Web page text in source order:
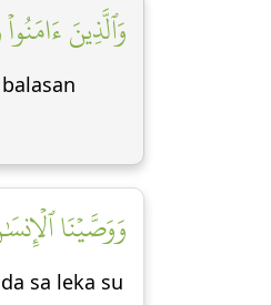
وَٱلَّذِينَ
وَوَصَّيۡنَا
sa leka su